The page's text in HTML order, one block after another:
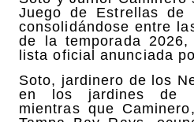
Juego de Estrellas de
consolidándose entre
de la temporada
lista oficial anunciada
Soto, jardinero de los
en los jardines de
mientras que